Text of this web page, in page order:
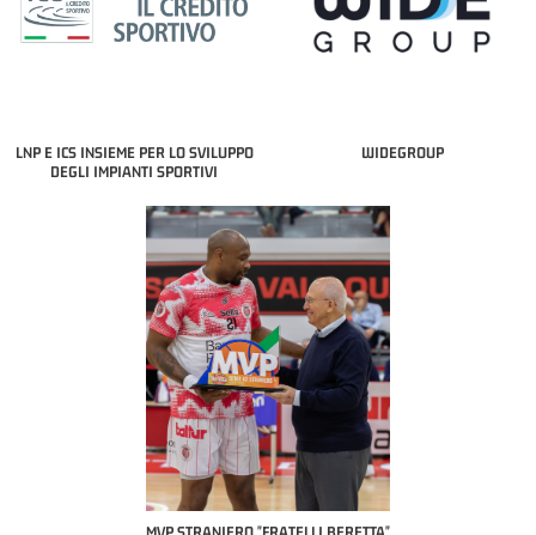
LNP E ICS INSIEME PER LO SVILUPPO
DEGLI IMPIANTI SPORTIVI
WIDEGROUP